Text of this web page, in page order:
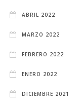
ABRIL 2022
MARZO 2022
FEBRERO 2022
ENERO 2022
DICIEMBRE 2021